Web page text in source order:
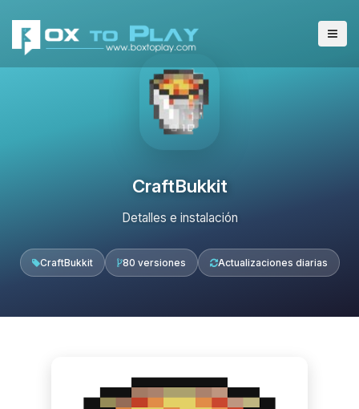
CraftBukkit
Detalles e instalación
CraftBukkit 80 versiones Actualizaciones diarias